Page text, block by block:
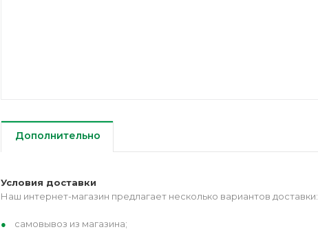
Дополнительно
Условия доставки
Наш интернет-магазин предлагает несколько вариантов доставки:
самовывоз из магазина;